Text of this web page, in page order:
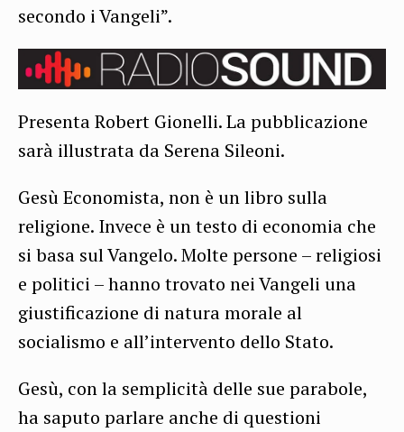
secondo i Vangeli”.
Presenta Robert Gionelli. La pubblicazione
sarà illustrata da Serena Sileoni.
Gesù Economista, non è un libro sulla
religione. Invece è un testo di economia che
si basa sul Vangelo. Molte persone – religiosi
e politici – hanno trovato nei Vangeli una
giustificazione di natura morale al
socialismo e all’intervento dello Stato.
Gesù, con la semplicità delle sue parabole,
ha saputo parlare anche di questioni